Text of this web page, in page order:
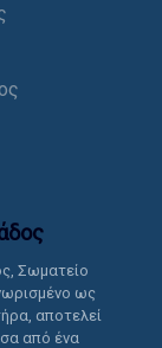
Σωματείο
ως
αποτελεί
από ένα